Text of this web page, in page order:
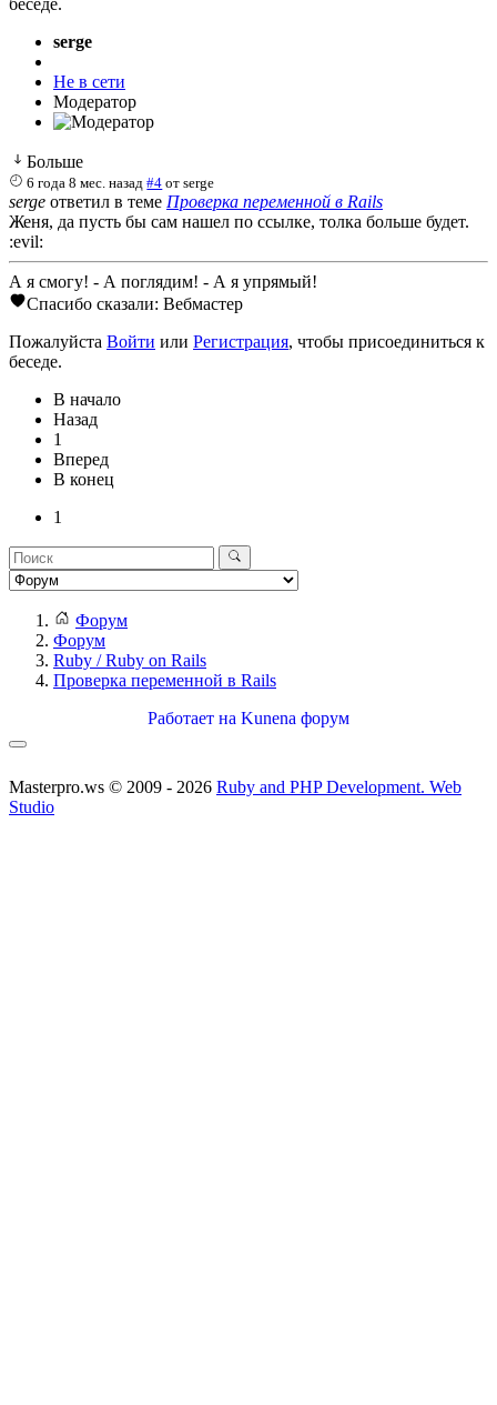
беседе.
serge
Не в сети
Модератор
Больше
6 года 8 мес. назад #4 отserge
serge ответил в теме Проверка переменной в Rails
Женя, да пусть бы сам нашел по ссылке, толка больше будет.
:evil:
А я смогу! - А поглядим! - А я упрямый!
Спасибо сказали: Вебмастер
Пожалуйста Войти или Регистрация, чтобы присоединиться к
беседе.
В начало
Назад
1
Вперед
В конец
1
Форум
Форум
Ruby / Ruby on Rails
Проверка переменной в Rails
Работает на Kunena форум
Masterpro.ws © 2009 - 2026 Ruby and PHP Development. Web
Studio